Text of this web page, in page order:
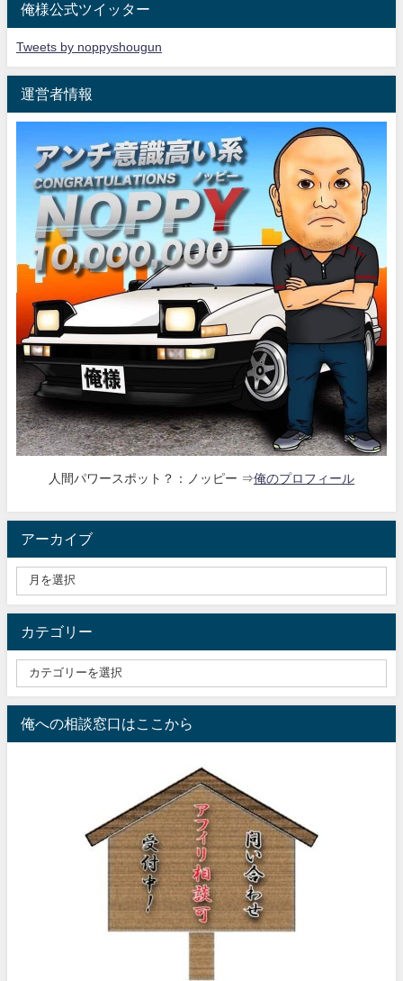
俺様公式ツイッター
Tweets by noppyshougun
運営者情報
人間パワースポット？：ノッピー ⇒俺のプロフィール
アーカイブ
カテゴリー
俺への相談窓口はここから